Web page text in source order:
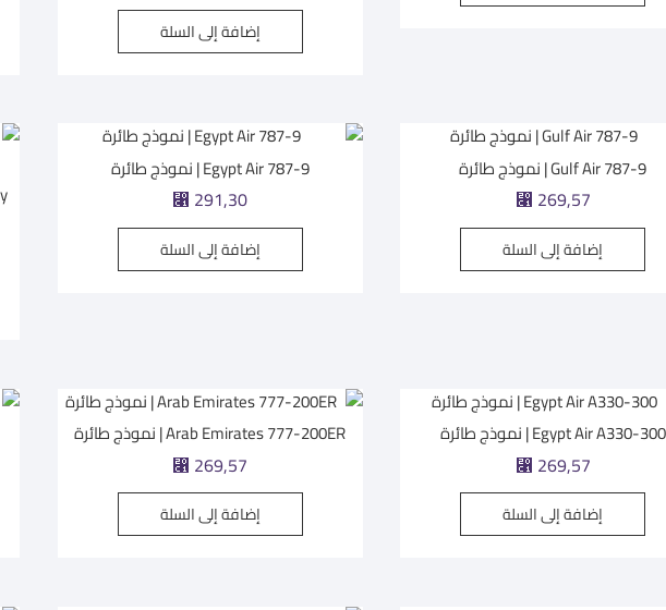
إضافة إلى السلة
Gulf Air 787-9 | نموذج طائرة
⃁ 269,57
إضافة إلى السلة
Egypt Air 787-9 | نموذج طائرة
⃁ 291,30
إضافة إلى السلة
Egypt Air A330-300 | نموذج طائرة
⃁ 269,57
إضافة إلى السلة
Arab Emirates 777-200ER | نموذج طائرة
⃁ 269,57
إضافة إلى السلة